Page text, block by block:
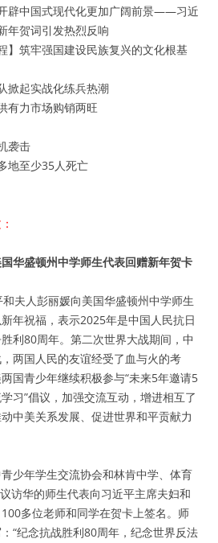
辟中国式现代化更加广阔前景——习近
年贺词引发热烈反响
】筑牢强国建设民族复兴的文化根基
掀起实战化练兵热潮
有力市场购销两旺
袭击
地至少35人死亡
华盛顿州中学师生代表回赠新年贺卡
夫人彭丽媛向美国华盛顿州中学师生
年祝福，表示2025年是中国人民抗日
利80周年。第二次世界大战期间，中
两国人民的友谊经受了血与火的考
国青少年继续积极参与“未来5年邀请5
习”倡议，加强交流互动，增进相互了
中美关系发展、促进世界和平贡献力
少年学生交流协会和林肯中学、体育
访华的师生代表向习近平主席夫妇和
多位老师和同学在贺卡上签名。师
“纪念抗战胜利80周年，纪念世界反法